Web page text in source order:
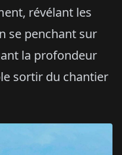
révélant les
se penchant sur
la profondeur
sortir du chantier